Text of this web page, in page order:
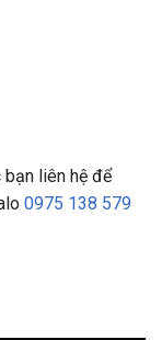
bạn liên hệ để
0975 138 579